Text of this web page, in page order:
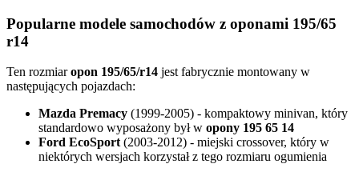
Popularne modele samochodów z oponami 195/65
r14
Ten rozmiaropon 195/65/r14 jest fabrycznie montowany w
następujących pojazdach:
Mazda Premacy (1999-2005) - kompaktowy minivan, który
standardowo wyposażony był w opony 195 65 14
Ford EcoSport (2003-2012) - miejski crossover, który w
niektórych wersjach korzystał z tego rozmiaru ogumienia